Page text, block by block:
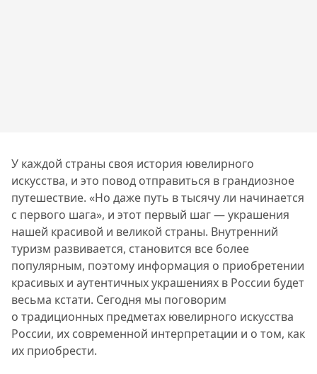
У каждой страны своя история ювелирного
искусства, и это повод отправиться в грандиозное
путешествие. «Но даже путь в тысячу ли начинается
с первого шага», и этот первый шаг — украшения
нашей красивой и великой страны. Внутренний
туризм развивается, становится все более
популярным, поэтому информация о приобретении
красивых и аутентичных украшениях в России будет
весьма кстати. Сегодня мы поговорим
о традиционных предметах ювелирного искусства
России, их современной интерпретации и о том, как
их приобрести.